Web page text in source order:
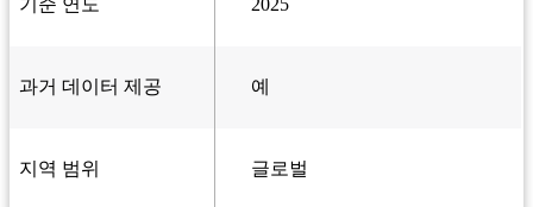
기준 연도 2025
과거 데이터 제공 예
지역 범위 글로벌